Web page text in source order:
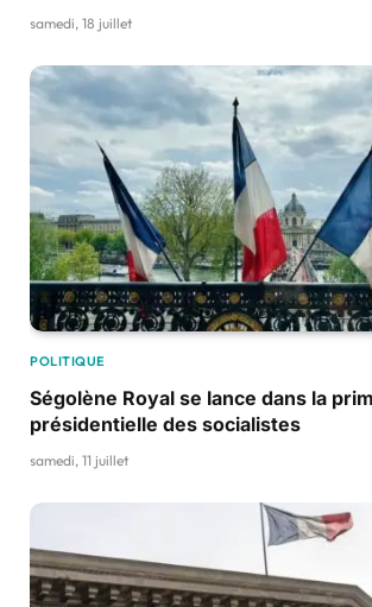
samedi, 18 juillet
POLITIQUE
Ségolène Royal se lance dans la
présidentielle des socialistes
samedi, 11 juillet